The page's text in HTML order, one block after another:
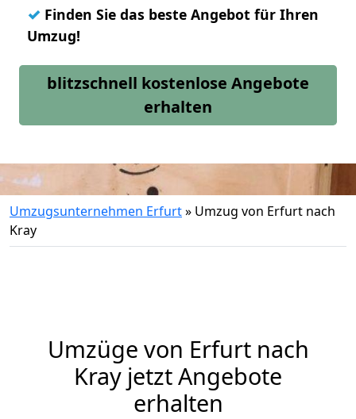
✓ Finden Sie das beste Angebot für Ihren
Umzug!
blitzschnell kostenlose Angebote
erhalten
Umzugsunternehmen Erfurt» Umzug von Erfurt nach
Kray
Umzüge von Erfurt nach
Kray jetzt Angebote
erhalten